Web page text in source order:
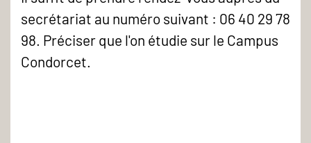
secrétariat au numéro suivant : 06 40 29 78
98. Préciser que l'on étudie sur le Campus
Condorcet.